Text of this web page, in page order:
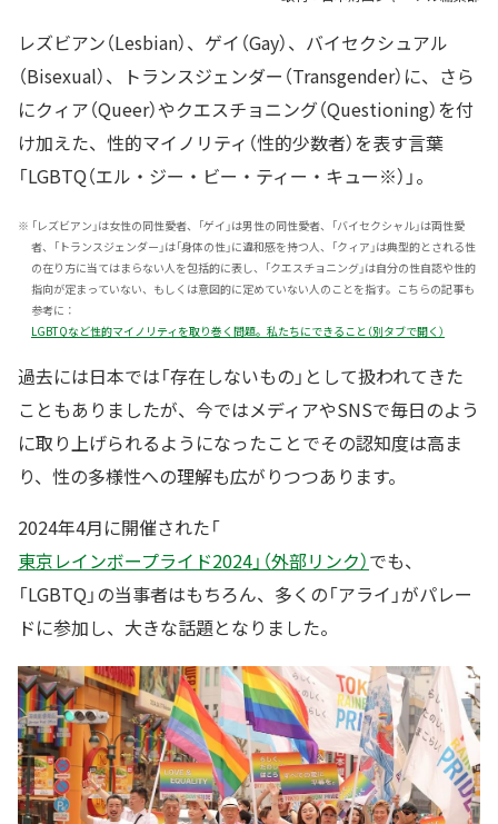
レズビアン（Lesbian）、ゲイ（Gay）、バイセクシュアル
（Bisexual）、トランスジェンダー（Transgender）に、さら
にクィア（Queer）やクエスチョニング（Questioning）を付
け加えた、性的マイノリティ（性的少数者）を表す言葉
「LGBTQ（エル・ジー・ビー・ティー・キュー※）」。
※ 「レズビアン」は女性の同性愛者、「ゲイ」は男性の同性愛者、「バイセクシャル」は両性愛
者、「トランスジェンダー」は「身体の性」に違和感を持つ人、「クィア」は典型的とされる性
の在り方に当てはまらない人を包括的に表し、「クエスチョニング」は自分の性自認や性的
指向が定まっていない、もしくは意図的に定めていない人のことを指す。こちらの記事も
参考に：
LGBTQなど性的マイノリティを取り巻く問題。私たちにできること（別タブで開く）
過去には日本では「存在しないもの」として扱われてきた
こともありましたが、今ではメディアやSNSで毎日のよう
に取り上げられるようになったことでその認知度は高ま
り、性の多様性への理解も広がりつつあります。
2024年4月に開催された「
東京レインボープライド2024」（外部リンク）でも、
「LGBTQ」の当事者はもちろん、多くの「アライ」がパレー
ドに参加し、大きな話題となりました。